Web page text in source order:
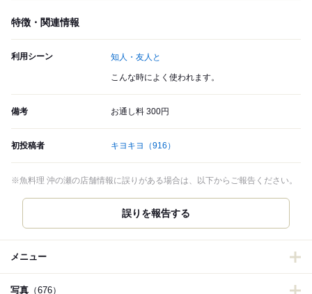
特徴・関連情報
利用シーン 知人・友人と
こんな時によく使われます。
備考 お通し料 300円
初投稿者 キヨキヨ （916）
※魚料理 沖の瀬の店舗情報に誤りがある場合は、以下からご報告ください。
誤りを報告する
メニュー
写真 （676）